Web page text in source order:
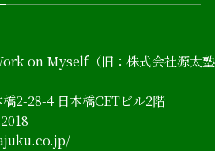
on Myself（旧：株式会社源太
2-28-4 日本橋CETビル2階